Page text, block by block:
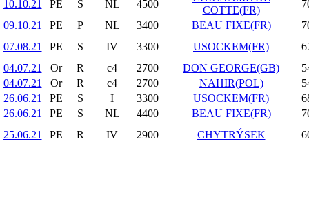
10.10.21
PE S NL 4500
COTTE(FR)
09.10.21
PE P NL 3400 BEAU FIXE(FR)
07.08.21
PE S IV 3300 USOCKEM(FR)
04.07.21
Or R c4 2700 DON GEORGE(GB)
04.07.21
Or R c4 2700 NAHIR(POL)
26.06.21
PE S I 3300 USOCKEM(FR)
26.06.21
PE S NL 4400 BEAU FIXE(FR)
25.06.21
PE R IV 2900 CHYTRÝSEK